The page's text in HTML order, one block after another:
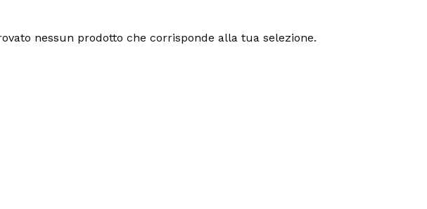
nessun prodotto che corrisponde alla tua selezione.